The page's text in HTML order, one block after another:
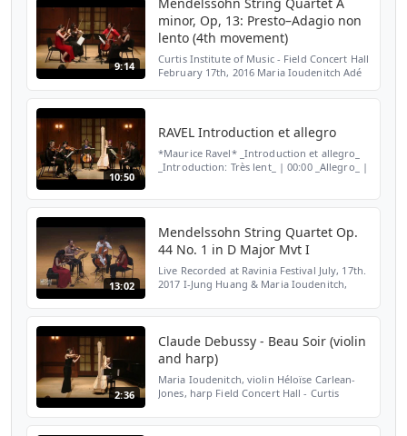
9:14
Mendelssohn String Quartet A
minor, Op, 13: Presto–Adagio non
lento (4th movement)
Curtis Institute of Music - Field Concert Hall
February 17th, 2016 Maria Ioudenitch Adé
10:50
RAVEL Introduction et allegro
*Maurice Ravel* _Introduction et allegro_
_Introduction: Très lent_ | 00:00 _Allegro_ |
13:02
Mendelssohn String Quartet Op.
44 No. 1 in D Major Mvt I
Live Recorded at Ravinia Festival July, 17th.
2017 I-Jung Huang & Maria Ioudenitch,
2:36
Claude Debussy - Beau Soir (violin
and harp)
Maria Ioudenitch, violin Héloïse Carlean-
Jones, harp Field Concert Hall - Curtis